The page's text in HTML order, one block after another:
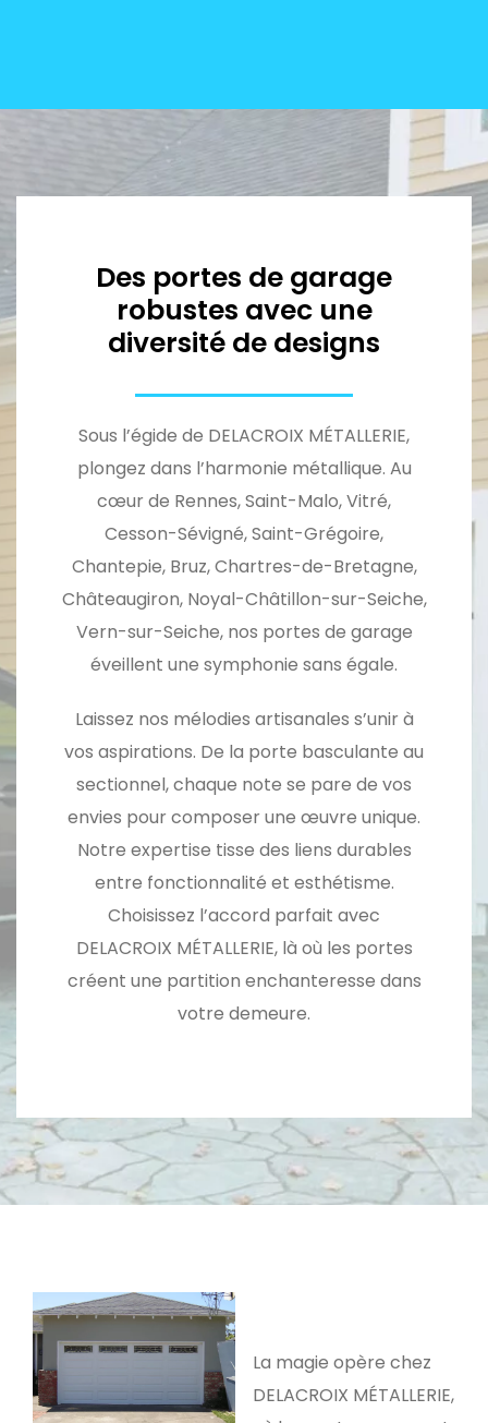
Des portes de garage
robustes avec une
diversité de designs
Sous l’égide de DELACROIX MÉTALLERIE,
plongez dans l’harmonie métallique. Au
cœur de Rennes, Saint-Malo, Vitré,
Cesson-Sévigné, Saint-Grégoire,
Chantepie, Bruz, Chartres-de-Bretagne,
Châteaugiron, Noyal-Châtillon-sur-Seiche,
Vern-sur-Seiche, nos portes de garage
éveillent une symphonie sans égale.
Laissez nos mélodies artisanales s’unir à
vos aspirations. De la porte basculante au
sectionnel, chaque note se pare de vos
envies pour composer une œuvre unique.
Notre expertise tisse des liens durables
entre fonctionnalité et esthétisme.
Choisissez l’accord parfait avec
DELACROIX MÉTALLERIE, là où les portes
créent une partition enchanteresse dans
votre demeure.
La magie opère chez
DELACROIX MÉTALLERIE,